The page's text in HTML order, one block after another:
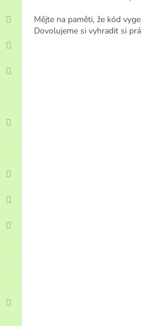
Mějte na paměti, že kód
Dovolujeme si vyhradit si